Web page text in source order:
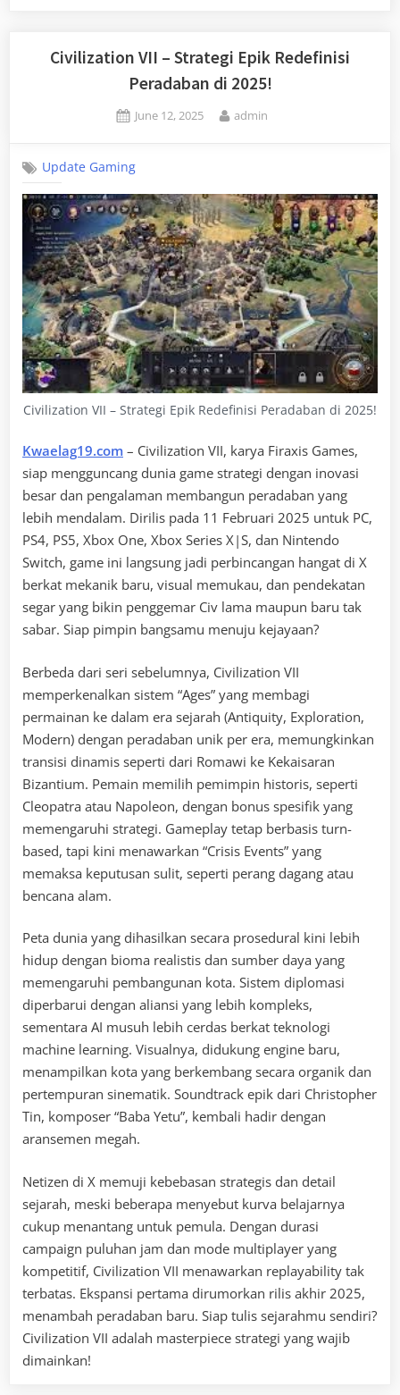
Civilization VII – Strategi Epik Redefinisi
Peradaban di 2025!
Posted
June 12, 2025 By
admin
Update Gaming
Civilization VII – Strategi Epik Redefinisi Peradaban di 2025!
Kwaelag19.com – Civilization VII, karya Firaxis Games,
siap mengguncang dunia game strategi dengan inovasi
besar dan pengalaman membangun peradaban yang
lebih mendalam. Dirilis pada 11 Februari 2025 untuk PC,
PS4, PS5, Xbox One, Xbox Series X|S, dan Nintendo
Switch, game ini langsung jadi perbincangan hangat di X
berkat mekanik baru, visual memukau, dan pendekatan
segar yang bikin penggemar Civ lama maupun baru tak
sabar. Siap pimpin bangsamu menuju kejayaan?
Berbeda dari seri sebelumnya, Civilization VII
memperkenalkan sistem “Ages” yang membagi
permainan ke dalam era sejarah (Antiquity, Exploration,
Modern) dengan peradaban unik per era, memungkinkan
transisi dinamis seperti dari Romawi ke Kekaisaran
Bizantium. Pemain memilih pemimpin historis, seperti
Cleopatra atau Napoleon, dengan bonus spesifik yang
memengaruhi strategi. Gameplay tetap berbasis turn-
based, tapi kini menawarkan “Crisis Events” yang
memaksa keputusan sulit, seperti perang dagang atau
bencana alam.
Peta dunia yang dihasilkan secara prosedural kini lebih
hidup dengan bioma realistis dan sumber daya yang
memengaruhi pembangunan kota. Sistem diplomasi
diperbarui dengan aliansi yang lebih kompleks,
sementara AI musuh lebih cerdas berkat teknologi
machine learning. Visualnya, didukung engine baru,
menampilkan kota yang berkembang secara organik dan
pertempuran sinematik. Soundtrack epik dari Christopher
Tin, komposer “Baba Yetu”, kembali hadir dengan
aransemen megah.
Netizen di X memuji kebebasan strategis dan detail
sejarah, meski beberapa menyebut kurva belajarnya
cukup menantang untuk pemula. Dengan durasi
campaign puluhan jam dan mode multiplayer yang
kompetitif, Civilization VII menawarkan replayability tak
terbatas. Ekspansi pertama dirumorkan rilis akhir 2025,
menambah peradaban baru. Siap tulis sejarahmu sendiri?
Civilization VII adalah masterpiece strategi yang wajib
dimainkan!